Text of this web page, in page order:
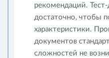
рекомендаций.
достаточно, чтобы
характеристики.
документов
сложностей не